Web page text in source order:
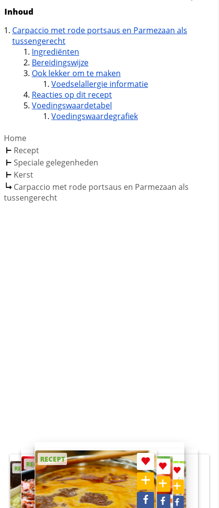
Inhoud
Carpaccio met rode portsaus en Parmezaan als
tussengerecht
Ingrediënten
Bereidingswijze
Ook lekker om te maken
Voedselallergie informatie
Reacties op dit recept
Voedingswaardetabel
Voedingswaardegrafiek
Home
Recept
Speciale gelegenheden
Kerst
Carpaccio met rode portsaus en Parmezaan als
tussengerecht
RECEPT
RECEPT
RECEPT
RECEPT
RECEPT